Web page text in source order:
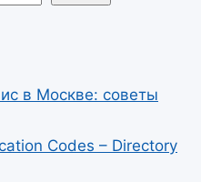
в Москве: советы
Codes – Directory